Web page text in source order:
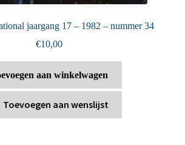
jaargang 17 – 1982 – nummer 34
€10,00
aan winkelwagen
Toevoegen aan wenslijst